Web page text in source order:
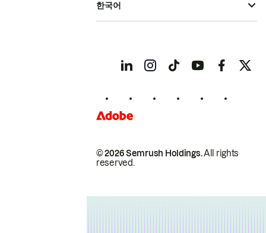
© 2026 Semrush Holdings.All rights
reserved.
한국어